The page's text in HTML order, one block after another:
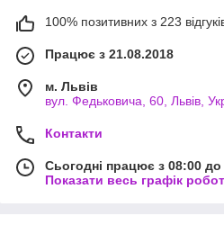
100% позитивних з 223
Працює з 21.08.2018
м. Львів
вул. Федьковича, 60, Львів,
Контакти
Сьогодні працює з 08:00 до
Показати весь графік